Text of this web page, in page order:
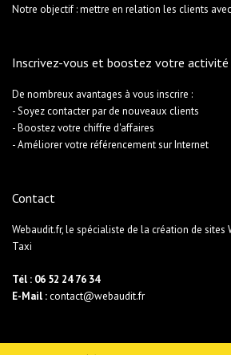
Notre objectif : mettre en relation les clients
Inscrivez-vous et boostez votre activité
De nombreux avantages à vous inscrire :
- Soyez contacter par de nouveaux clients
- Boostez votre chiffre d'affaires
- Améliorer votre référencement sur Internet
Contact
Webaudit.fr, le spécialiste de la création de sites
Taxi
Tél : 06 52 24 76 34
E-Mail :contact@webaudit.fr